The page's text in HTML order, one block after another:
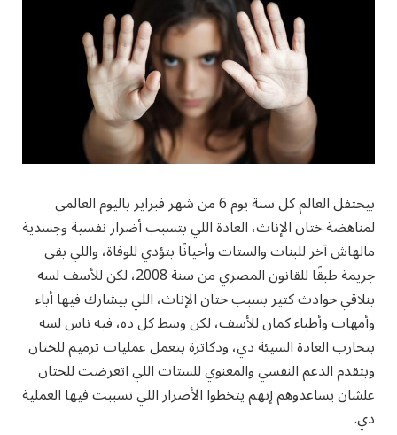
بيحتفل العالم كل سنة يوم 6 من شهر فبراير باليوم العالمي
لمناهضة ختان الإناث، العادة اللي بتسبب أضرار نفسية وجسدية
مالهاش آخر للبنات والستات وأحيانًا بتؤدي للوفاة، واللي بقى
جريمة طبقًا للقانون المصري من سنة 2008، لكن للأسف لسه
بنلاقي حوادث كتير بسبب ختان الإناث، اللي بيشارك فيها أباء
وأمهات وأطباء كمان للأسف، لكن وسط كل ده، فيه ناس لسه
بتحارب العادة السيئة دي، ودكاترة بتعمل عمليات ترميم للختان
وبتقدم الدعم النفسي والمعنوي للستات اللي اتعرضت للختان
علشان يساعدوهم إنهم يتخطوا الأضرار اللي تسببت فيها العملية
دي.